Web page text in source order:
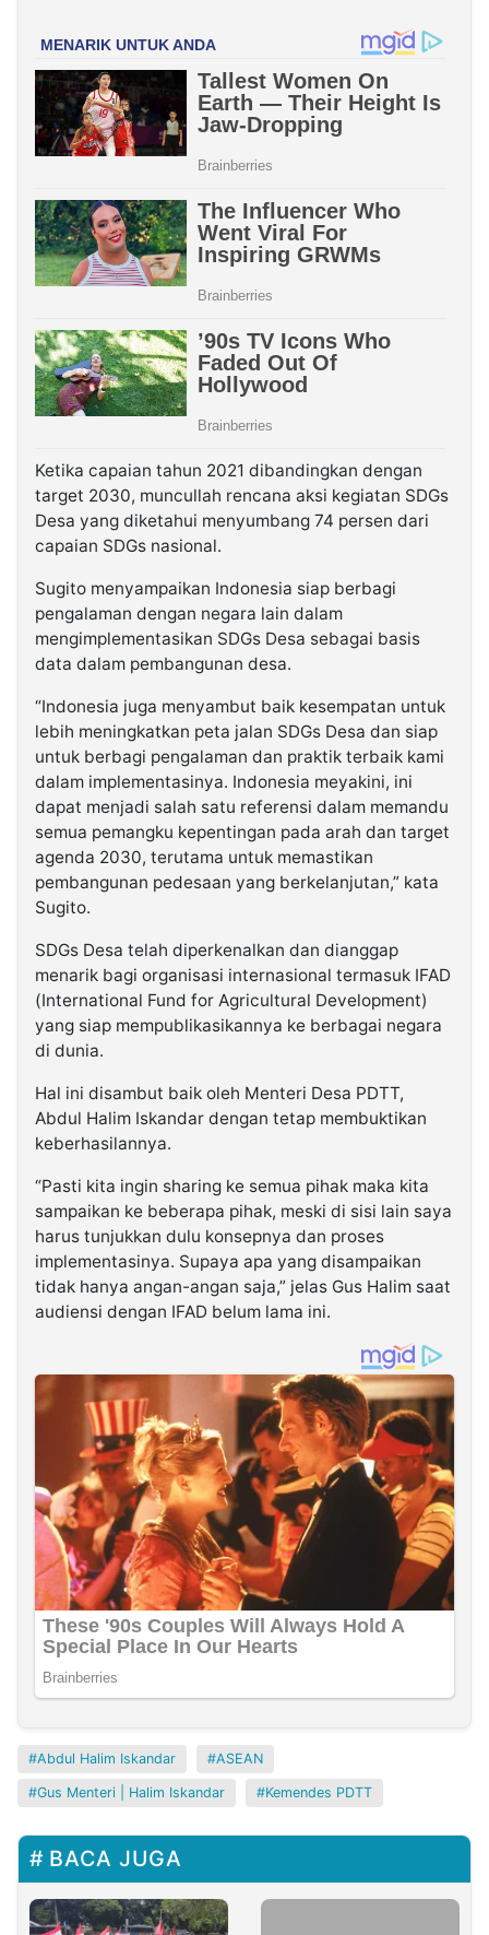
Ketika capaian tahun 2021 dibandingkan dengan
target 2030, muncullah rencana aksi kegiatan SDGs
Desa yang diketahui menyumbang 74 persen dari
capaian SDGs nasional.
Sugito menyampaikan Indonesia siap berbagi
pengalaman dengan negara lain dalam
mengimplementasikan SDGs Desa sebagai basis
data dalam pembangunan desa.
“Indonesia juga menyambut baik kesempatan untuk
lebih meningkatkan peta jalan SDGs Desa dan siap
untuk berbagi pengalaman dan praktik terbaik kami
dalam implementasinya. Indonesia meyakini, ini
dapat menjadi salah satu referensi dalam memandu
semua pemangku kepentingan pada arah dan target
agenda 2030, terutama untuk memastikan
pembangunan pedesaan yang berkelanjutan,” kata
Sugito.
SDGs Desa telah diperkenalkan dan dianggap
menarik bagi organisasi internasional termasuk IFAD
(International Fund for Agricultural Development)
yang siap mempublikasikannya ke berbagai negara
di dunia.
Hal ini disambut baik oleh Menteri Desa PDTT,
Abdul Halim Iskandar dengan tetap membuktikan
keberhasilannya.
“Pasti kita ingin sharing ke semua pihak maka kita
sampaikan ke beberapa pihak, meski di sisi lain saya
harus tunjukkan dulu konsepnya dan proses
implementasinya. Supaya apa yang disampaikan
tidak hanya angan-angan saja,” jelas Gus Halim saat
audiensi dengan IFAD belum lama ini.
Abdul Halim Iskandar ASEAN
Gus Menteri | Halim Iskandar Kemendes PDTT
BACA JUGA